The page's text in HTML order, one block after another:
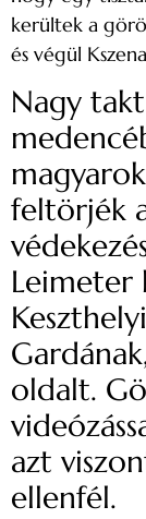
kerültek a
és végül
Nagy
feltörjék
Leimeter
oldalt.
azt
ellenfél.